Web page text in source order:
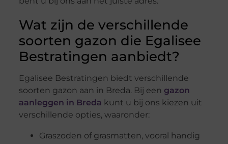
Wat zijn de verschillende
soorten gazon die Egalisee
Bestratingen aanbiedt?
Egalisee Bestratingen biedt verschillende
soorten gazon aan in Breda. Bij een gazon
aanleggen in Breda kunt u bij ons kiezen uit
verschillende opties, waaronder:
Graszoden of grasmatten, vooral handig